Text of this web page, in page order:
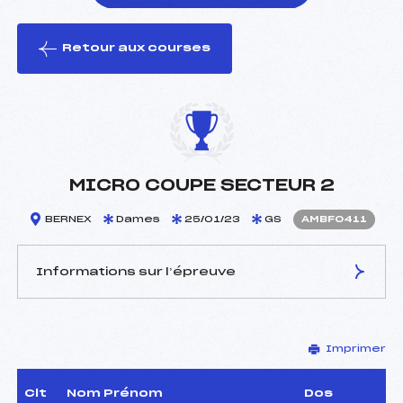
le ski
Retour aux courses
MICRO COUPE SECTEUR 2
BERNEX Dames 25/01/23 GS AMBF0411
Informations sur l’épreuve
RICHARD MICHEL (MB)
Arbitre :
MAULAZ ANGÉLIQUE (MB)
Assistant :
Imprimer
Clt Nom Prénom Dos